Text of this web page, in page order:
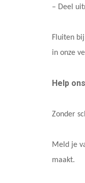
– Deel
Fluiten
in onze
Help
Zonder
Meld je
maakt.